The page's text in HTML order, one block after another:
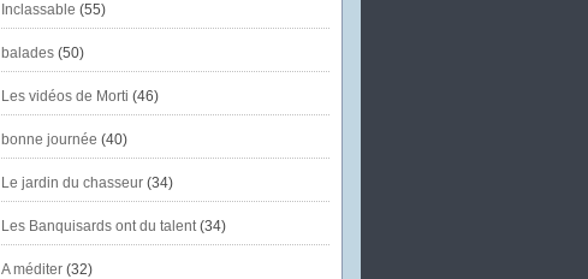
Inclassable (55)
balades(50)
Les vidéos de Morti (46)
bonne journée (40)
Le jardin du chasseur(34)
Les Banquisards ont du talent(34)
A méditer(32)